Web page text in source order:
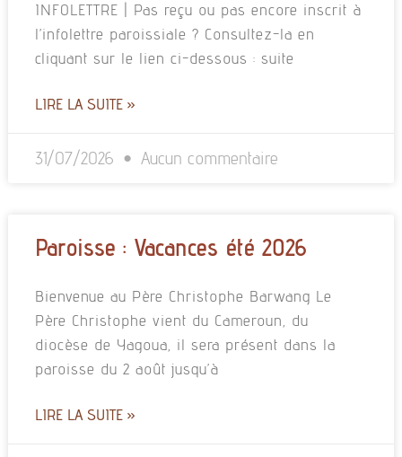
INFOLETTRE | Pas reçu ou pas encore inscrit à
l’infolettre paroissiale ? Consultez-la en
cliquant sur le lien ci-dessous : suite
LIRE LA SUITE »
31/07/2026 Aucun commentaire
Paroisse : Vacances été 2026
Bienvenue au Père Christophe Barwang Le
Père Christophe vient du Cameroun, du
diocèse de Yagoua, il sera présent dans la
paroisse du 2 août jusqu’à
LIRE LA SUITE »